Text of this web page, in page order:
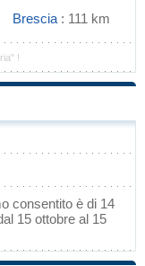
Brescia : 111 km
!
consentito è di 14
15 ottobre al 15